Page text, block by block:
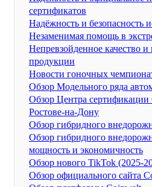
сертификатов
Надёжность и безопасность
Незаменимая помощь в
Непревзойденное качество и
продукции
Новости гоночных
Обзор Модельного ряда
Обзор Центра
Ростове-на-Дону
Обзор гибридного
Обзор гибридного
мощность и экономичность
Обзор нового TikTok (2025-
Обзор официального сайта